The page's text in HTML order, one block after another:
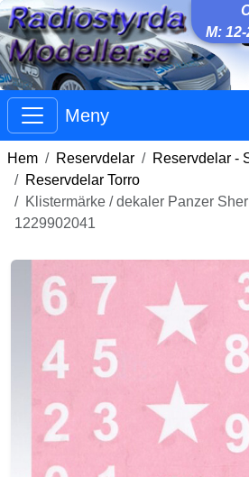
M:
Meny
Hem Reservdelar
Reservdelar -
Reservdelar Torro
Klistermärke / dekaler Panzer
1229902041